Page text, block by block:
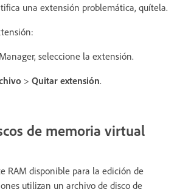
una extensión problemática, quítela.
seleccione la extensión.
> Quitar extensión.
de memoria virtual
RAM disponible para la edición de
utilizan un archivo de disco de